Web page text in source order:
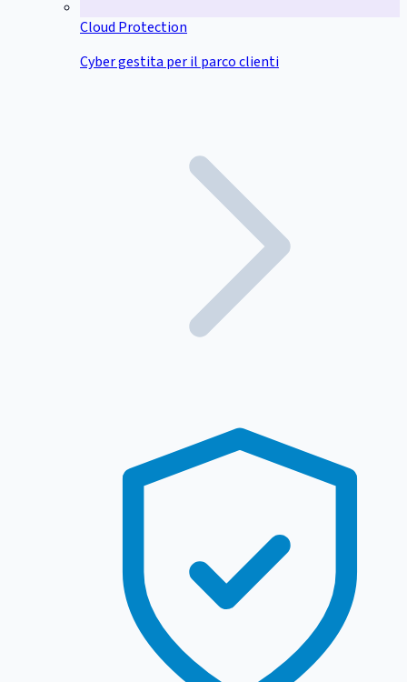
Cloud Protection
Cyber gestita per il parco clienti